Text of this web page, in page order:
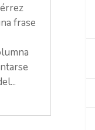
frase